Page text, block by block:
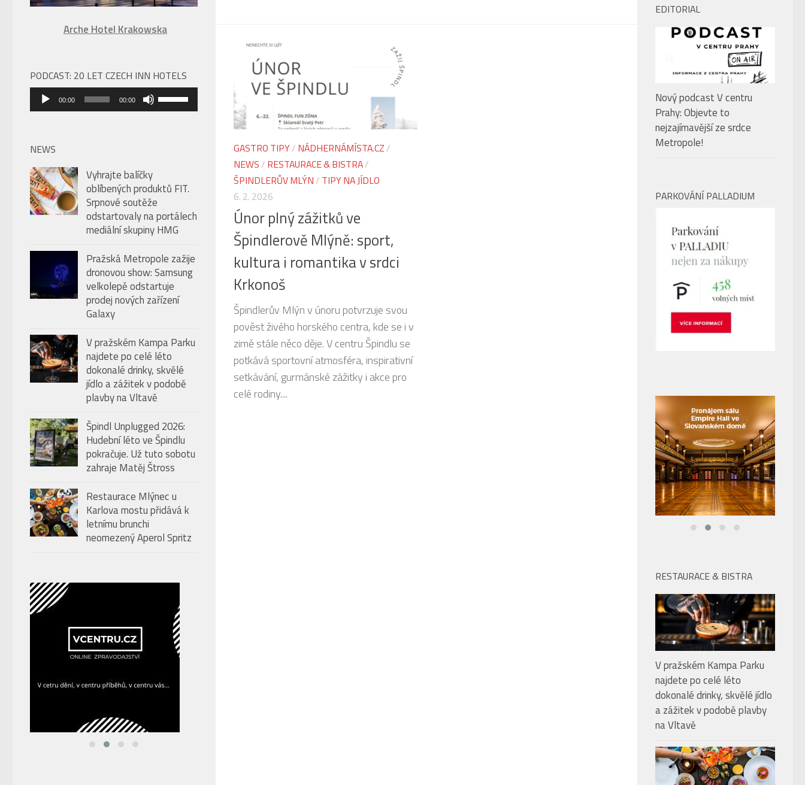
GASTRO TIPY/ NÁDHERNÁMÍSTA.CZ /
NEWS / RESTAURACE & BISTRA/
ŠPINDLERŮV MLÝN / TIPY NA JÍDLO
6. 2. 2026
Únor plný zážitků ve
Špindlerově Mlýně: sport,
kultura i romantika v srdci
Krkonoš
Špindlerův Mlýn v únoru potvrzuje svou
pověst živého horského centra, kde se i v
zimě stále něco děje. V centru Špindlu se
potkává sportovní atmosféra, inspirativní
setkávání, gurmánské zážitky i akce pro
celé rodiny....
Arche Hotel Krakowska
PODCAST: 20 LET CZECH INN HOTELS
Audio
přehrávač
00:00 00:00
Použitím
šipek
úroveň
NEWS
Vyhrajte balíčky
oblíbených produktů FIT.
Srpnové soutěže
odstartovaly na portálech
mediální skupiny HMG
Pražská Metropole zažije
dronovou show: Samsung
velkolepě odstartuje
prodej nových zařízení
Galaxy
V pražském Kampa Parku
najdete po celé léto
dokonalé drinky, skvělé
jídlo a zážitek v podobě
plavby na Vltavě
Špindl Unplugged 2026:
Hudební léto ve Špindlu
pokračuje. Už tuto sobotu
zahraje Matěj Štross
Restaurace Mlýnec u
Karlova mostu přidává k
letnímu brunchi
neomezený Aperol Spritz
EDITORIAL
Nový podcast V centru
Prahy: Objevte to
nejzajímavější ze srdce
Metropole!
PARKOVÁNÍ PALLADIUM
RESTAURACE & BISTRA
V pražském Kampa Parku
najdete po celé léto
dokonalé drinky, skvělé jídlo
a zážitek v podobě plavby
na Vltavě